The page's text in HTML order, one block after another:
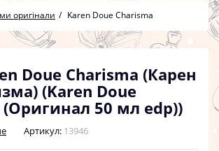
оригінали Karen Doue Charisma
Doue Charisma (Карен
(Karen Doue
(Оригинал 50 мл edp))
Артикул: 13946